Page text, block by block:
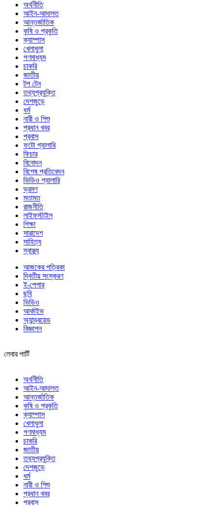
অর্থনীতি
আইন-আদালত
আন্তর্জাতিক
কৃষি ও প্রকৃতি
ক্যাম্পাস
খেলাধুলা
গণমাধ্যম
চাকরি
জাতীয়
টপ টেন
তথ্যপ্রযুক্তি
দেশজুড়ে
ধর্ম
নারী ও শিশু
প্রধান খবর
প্রবাস
ফটো গ্যালারি
ফিচার
বিনোদন
বিশেষ প্রতিবেদন
ভিডিও গ্যালারি
ভ্রমণ
মতামত
রাজনীতি
লাইফস্টাইল
শিক্ষা
সারাদেশ
সাহিত্য
স্বাস্থ্য
আজকের পত্রিকা
দ্বিতীয় সংস্করণ
ই-পেপার
ছবি
ভিডিও
আর্কাইভ
অ্যান্ড্রয়েড
বিজ্ঞাপন
লেবার পার্টি
অর্থনীতি
আইন-আদালত
আন্তর্জাতিক
কৃষি ও প্রকৃতি
ক্যাম্পাস
খেলাধুলা
গণমাধ্যম
চাকরি
জাতীয়
তথ্যপ্রযুক্তি
দেশজুড়ে
ধর্ম
নারী ও শিশু
প্রধান খবর
প্রবাস